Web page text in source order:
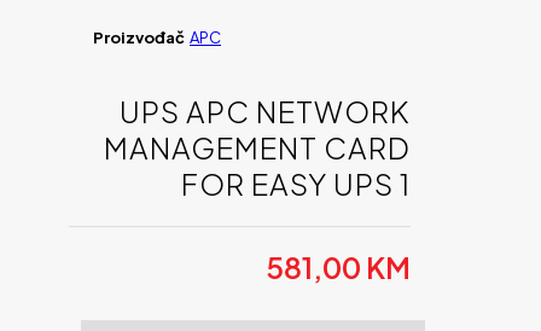
Proizvođač APC
UPS APC NETWORK
MANAGEMENT CARD
FOR EASY UPS 1
581,00 KM